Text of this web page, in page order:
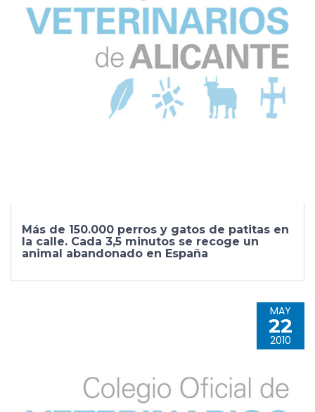
Más de 150.000 perros y gatos de patitas en
la calle. Cada 3,5 minutos se recoge un
animal abandonado en España
MAY
22
2010